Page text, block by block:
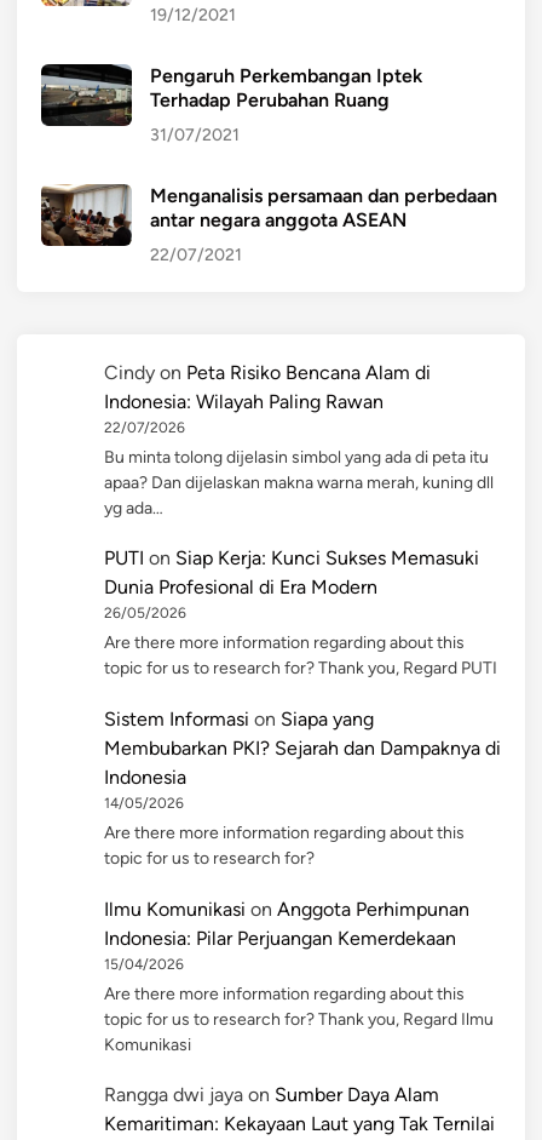
19/12/2021
Pengaruh Perkembangan Iptek
Terhadap Perubahan Ruang
31/07/2021
Menganalisis persamaan dan perbedaan
antar negara anggota ASEAN
22/07/2021
Cindy on Peta Risiko Bencana Alam di
Indonesia: Wilayah Paling Rawan
22/07/2026
Bu minta tolong dijelasin simbol yang ada di peta itu
apaa? Dan dijelaskan makna warna merah, kuning dll
yg ada…
PUTI on Siap Kerja: Kunci Sukses Memasuki
Dunia Profesional di Era Modern
26/05/2026
Are there more information regarding about this
topic for us to research for? Thank you, Regard PUTI
Sistem Informasi on Siapa yang
Membubarkan PKI? Sejarah dan Dampaknya di
Indonesia
14/05/2026
Are there more information regarding about this
topic for us to research for?
Ilmu Komunikasi on Anggota Perhimpunan
Indonesia: Pilar Perjuangan Kemerdekaan
15/04/2026
Are there more information regarding about this
topic for us to research for? Thank you, Regard Ilmu
Komunikasi
Rangga dwi jaya on Sumber Daya Alam
Kemaritiman: Kekayaan Laut yang Tak Ternilai